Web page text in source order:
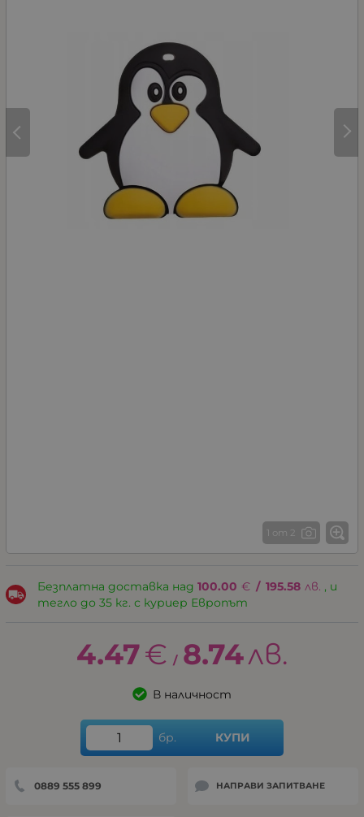
1 от 2
Безплатна доставка над 100.00 € / 195.58 лв. , и
тегло до 35 кг. с куриер Европът
4.47€ / 8.74лв.
В наличност
бр. КУПИ
0889 555 899 НАПРАВИ ЗАПИТВАНЕ